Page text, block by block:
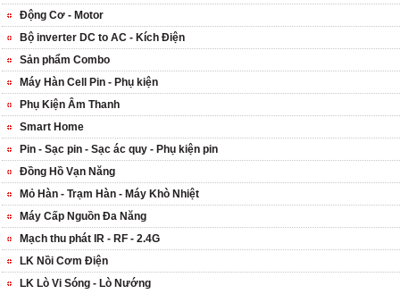
Động Cơ - Motor
Bộ inverter DC to AC - Kích Điện
Sản phẩm Combo
Máy Hàn Cell Pin - Phụ kiện
Phụ Kiện Âm Thanh
Smart Home
Pin - Sạc pin - Sạc ác quy - Phụ kiện pin
Đồng Hồ Vạn Năng
Mỏ Hàn - Trạm Hàn - Máy Khò Nhiệt
Máy Cấp Nguồn Đa Năng
Mạch thu phát IR - RF - 2.4G
LK Nồi Cơm Điện
LK Lò Vi Sóng - Lò Nướng